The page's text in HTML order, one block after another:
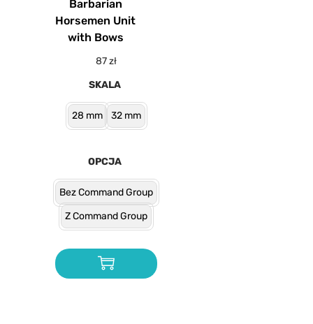
Barbarian
Horsemen Unit
with Bows
87zł
SKALA
28 mm 32 mm
OPCJA
Bez Command Group
Z Command Group